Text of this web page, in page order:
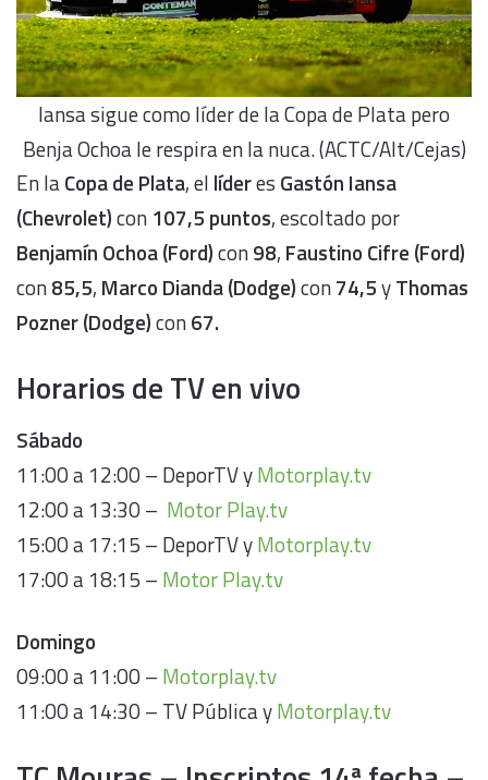
Iansa sigue como líder de la Copa de Plata pero
Benja Ochoa le respira en la nuca. (ACTC/Alt/Cejas)
En laCopa de Plata, el líderes Gastón Iansa
(Chevrolet)con 107,5 puntos, escoltado por
Benjamín Ochoa (Ford)con98, Faustino Cifre (Ford)
con85,5, Marco Dianda (Dodge)con74,5yThomas
Pozner (Dodge)con67.
Horarios de TV en vivo
Sábado
11:00 a 12:00 – DeporTV yMotorplay.tv
12:00 a 13:30 – Motor Play.tv
15:00 a 17:15 – DeporTV yMotorplay.tv
17:00 a 18:15 – Motor Play.tv
Domingo
09:00 a 11:00 – Motorplay.tv
11:00 a 14:30 – TV Pública yMotorplay.tv